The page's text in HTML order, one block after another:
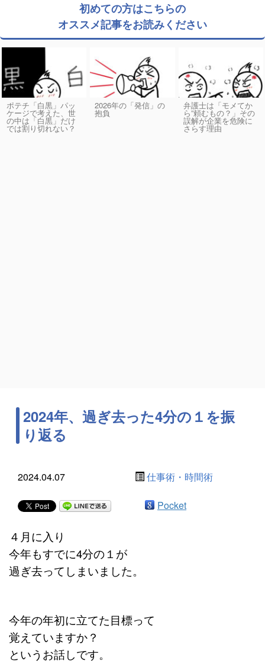
初めての方はこちらの
オススメ記事をお読みください
ポテチ「白黒」パッ
ケージで考えた、世
の中は「白黒」だけ
では割り切れない？
2026年の「発信」の
抱負
弁護士は「モメてか
ら”頼むもの？」その
誤解が企業を危険に
さらす理由
2024年、過ぎ去った4分の１を振
り返る
2024.04.07 仕事術・時間術
Pocket
４月に入り
今年もすでに4分の１が
過ぎ去ってしまいました。
今年の年初に立てた目標って
覚えていますか？
というお話しです。